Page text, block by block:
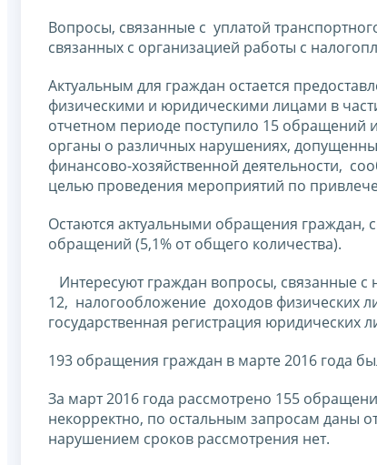
Вопросы, связанные с уплатой
связанных с организацией работы с
Актуальным для граждан остается
физическими и юридическими лицами в
отчетном периоде поступило 15
органы о различных нарушениях,
финансово-хозяйственной деятельности,
целью проведения мероприятий по
Остаются актуальными обращения
обращений (5,1% от общего количества).
Интересуют граждан вопросы, связанные
12, налогообложение доходов физических
государственная регистрация юридических
193 обращения граждан в марте 2016 года
За март 2016 года рассмотрено 155
некорректно, по остальным запросам даны
нарушением сроков рассмотрения нет.